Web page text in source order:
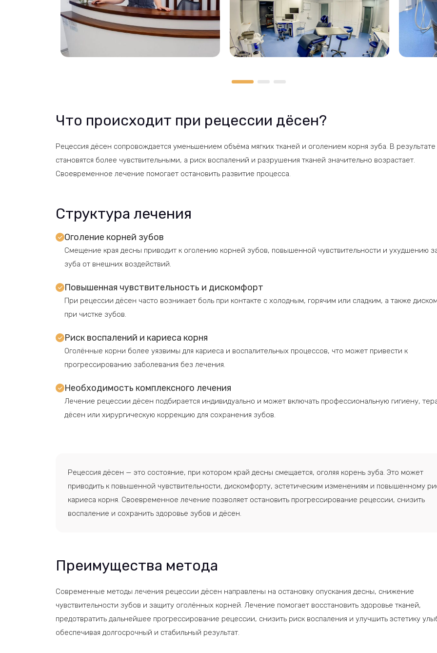
Что происходит при рецессии дёсен?
Рецессия дёсен сопровождается уменьшением объёма мягких тканей и оголением корня зуба. В
становятся более чувствительными, а риск воспалений и разрушения тканей значительно возрастает.
Своевременное лечение помогает остановить развитие процесса.
Структура лечения
Оголение корней зубов
Смещение края десны приводит к оголению корней зубов, повышенной чувствительности и ухудшению
зуба от внешних воздействий.
Повышенная чувствительность и дискомфорт
При рецессии дёсен часто возникает боль при контакте с холодным, горячим или сладким, а также
при чистке зубов.
Риск воспалений и кариеса корня
Оголённые корни более уязвимы для кариеса и воспалительных процессов, что может привести к
прогрессированию заболевания без лечения.
Необходимость комплексного лечения
Лечение рецессии дёсен подбирается индивидуально и может включать профессиональную гигиену,
дёсен или хирургическую коррекцию для сохранения зубов.
Рецессия дёсен — это состояние, при котором край десны смещается, оголяя корень зуба. Это может
приводить к повышенной чувствительности, дискомфорту, эстетическим изменениям и повышенному
кариеса корня. Своевременное лечение позволяет остановить прогрессирование рецессии, снизить
воспаление и сохранить здоровье зубов и дёсен.
Преимущества метода
Современные методы лечения рецессии дёсен направлены на остановку опускания десны, снижение
чувствительности зубов и защиту оголённых корней. Лечение помогает восстановить здоровье тканей,
предотвратить дальнейшее прогрессирование рецессии, снизить риск воспаления и улучшить эстетику
обеспечивая долгосрочный и стабильный результат.